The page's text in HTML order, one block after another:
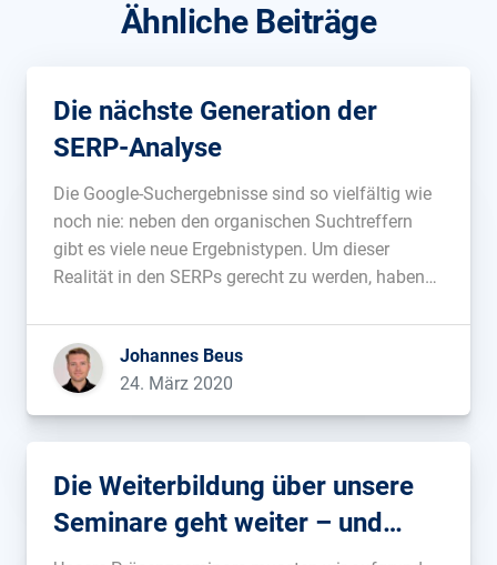
Ähnliche Beiträge
Die nächste Generation der
SERP-Analyse
Die Google-Suchergebnisse sind so vielfältig wie
noch nie: neben den organischen Suchtreffern
gibt es viele neue Ergebnistypen. Um dieser
Realität in den SERPs gerecht zu werden, haben
vollständig neu gedacht....
Johannes Beus
24. März 2020
Die Weiterbildung über unsere
Seminare geht weiter – und